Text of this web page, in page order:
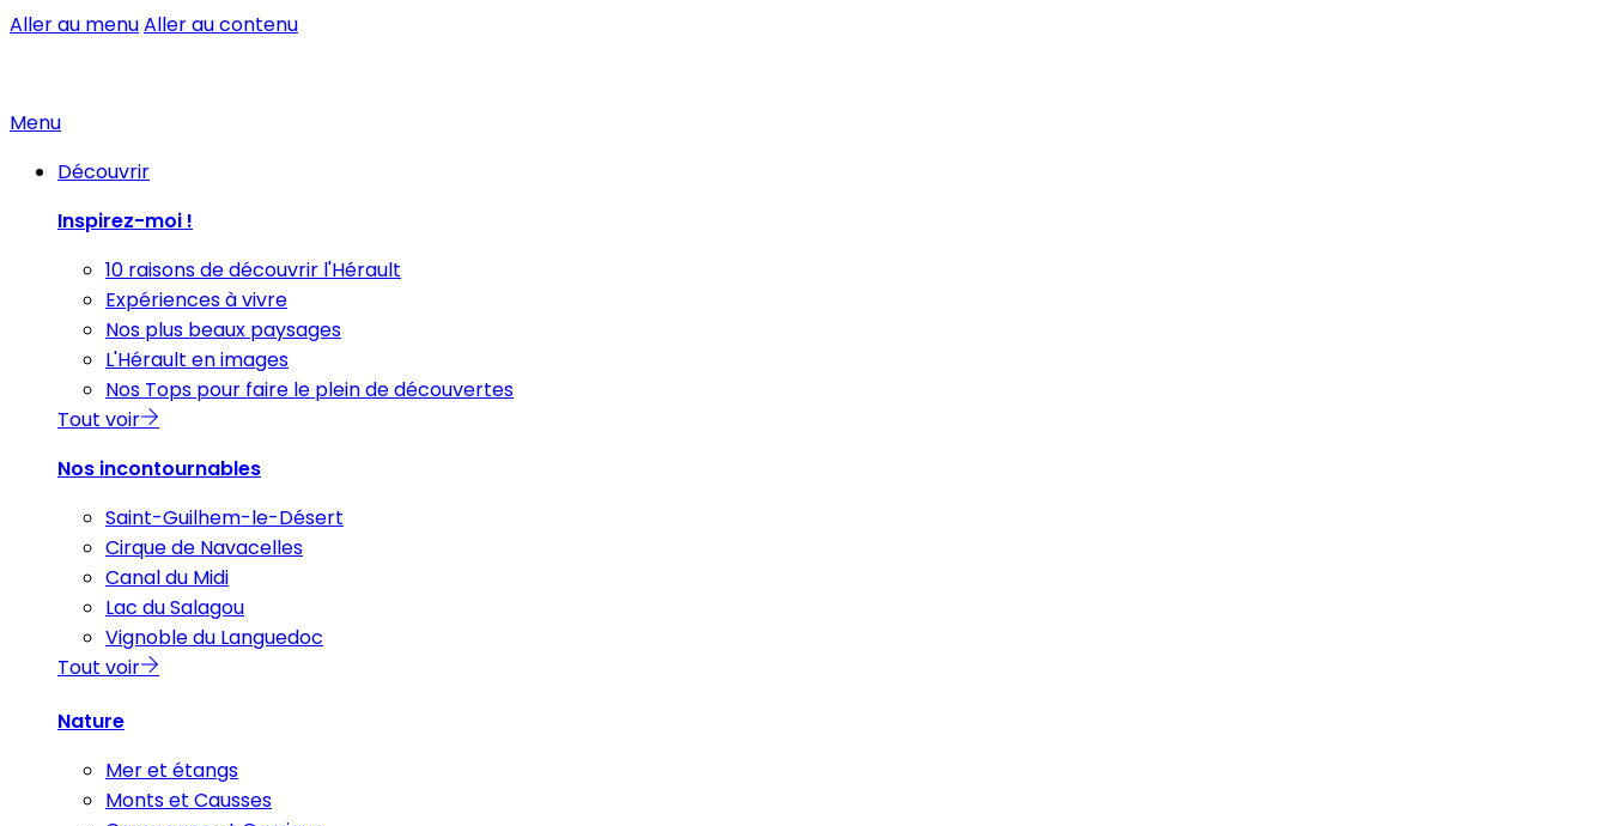
Aller au menuAller au contenu
Menu
Découvrir
Inspirez-moi !
10 raisons de découvrir l'Hérault
Expériences à vivre
Nos plus beaux paysages
L'Hérault en images
Nos Tops pour faire le plein de découvertes
Tout voir
Nos incontournables
Saint-Guilhem-le-Désert
Cirque de Navacelles
Canal du Midi
Lac du Salagou
Vignoble du Languedoc
Tout voir
Nature
Mer et étangs
Monts et Causses